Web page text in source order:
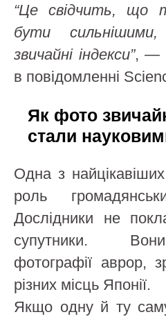
“Це свідчить, що
бути
звичайні індекси”, —
в повідомленні
Як фото
стали
Одна з
роль
Дослідники не
супутники.
фотографії аврор,
різних місць Японії.
Якщо одну й ту саму